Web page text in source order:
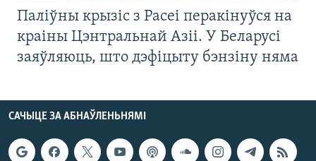
Паліўны крызіс з Расеі перакінуўся на
краіны Цэнтральнай Азіі. У Беларусі
заяўляюць, што дэфіцыту бэнзіну няма
САЧЫЦЕ ЗА АБНАЎЛЕНЬНЯМІ